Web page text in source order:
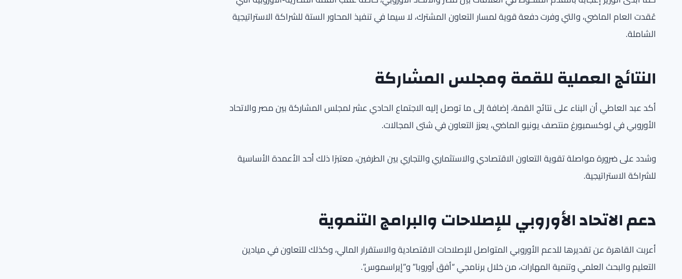
عُقدت العام الماضي، والتي وفرت دفعة قوية لمسار التعاون المشترك، لا سيما في تنفيذ المحاور الستة للشراكة الاستراتيجية
الشاملة.
النتائج العملية للقمة ومجلس المشاركة
أكد عبد العاطي أن البناء على نتائج القمة، إضافة إلى ما توصل إليه الاجتماع الحادي عشر لمجلس المشاركة بين مصر والاتحاد
الأوروبي في لوكسمبورغ منتصف يونيو الماضي، يعزز التعاون في شتى المجالات.
وشدد على ضرورة مواصلة تقوية التعاون الاقتصادي والاستثماري والتجاري بين الطرفين، معتبرًا ذلك أحد الأعمدة الأساسية
للشراكة الاستراتيجية.
دعم الاتحاد الأوروبي للإصلاحات والبرامج التنموية
أعربت القاهرة عن تقديرها للدعم الأوروبي المتواصل للإصلاحات الاقتصادية والاستقرار المالي، وكذلك للتعاون في ميادين
التعليم والبحث العلمي وتنمية المهارات، من خلال برنامجي “أفق أوروبا” و”إيراسموس”.